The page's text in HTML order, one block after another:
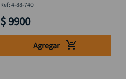
: 4-88-740
$ 9900
Agregar